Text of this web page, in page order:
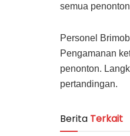
semua
Personel
Pengamanan
penonton.
pertandingan.
Berita Terkait